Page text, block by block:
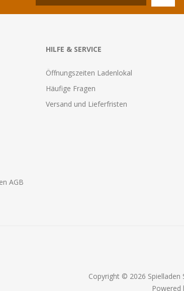
AGB
HILFE & SERVICE
Öffnungszeiten Ladenlokal
Häufige Fragen
Versand und Lieferfristen
Copyright © 2026 Spielladen
Powered